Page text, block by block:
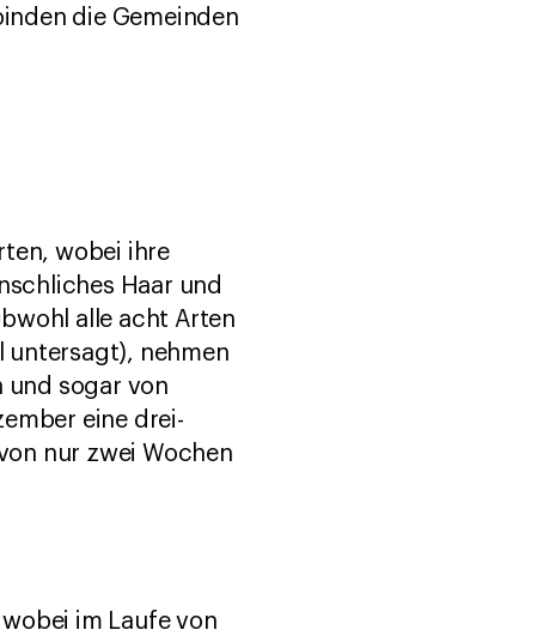
die Gemeinden
wobei ihre
Haar und
alle acht Arten
untersagt), nehmen
und sogar von
eine drei-
nur zwei Wochen
im Laufe von